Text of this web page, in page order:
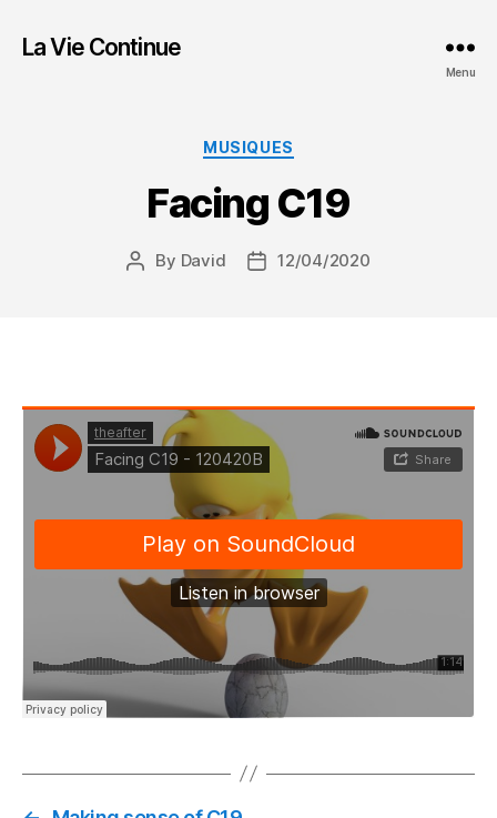
La Vie Continue
Menu
Categories
MUSIQUES
Facing C19
Post
By David
Post12/04/2020